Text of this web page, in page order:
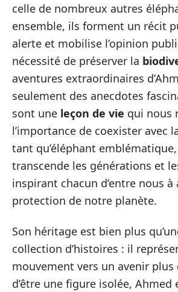
celle de nombreux autres
ensemble, ils forment un récit
alerte et mobilise l’opinion
nécessité de préserver la
aventures extraordinaires
seulement des anecdotes
sont une leçon de vie qui nous
l’importance de coexister avec
tant qu’éléphant
transcende les générations et
inspirant chacun d’entre nous
protection de notre planète.
Son héritage est bien plus
collection d’histoires : il
mouvement vers un avenir plus
d’être une figure isolée, Ahmed